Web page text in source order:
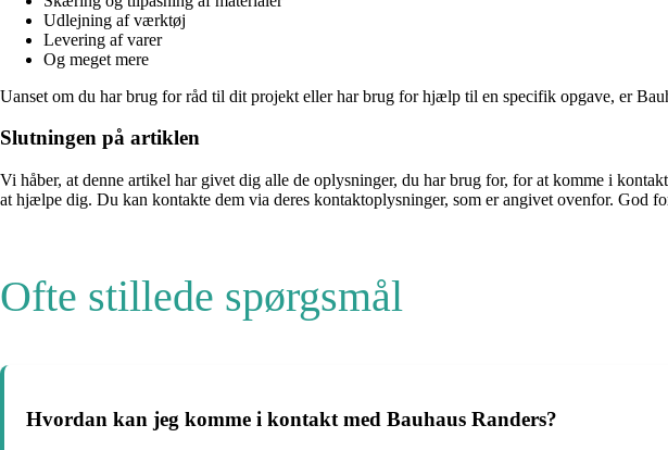
Udlejning af værktøj
Levering af varer
Og meget mere
Uanset om du har brug for råd til dit projekt eller har brug for hjælp til en specifik opgave, er
Slutningen på artiklen
Vi håber, at denne artikel har givet dig alle de oplysninger, du har brug for, for at komme i
at hjælpe dig. Du kan kontakte dem via deres kontaktoplysninger, som er angivet ovenfor. God
Ofte stillede spørgsmål
Hvordan kan jeg komme i kontakt med Bauhaus Randers?